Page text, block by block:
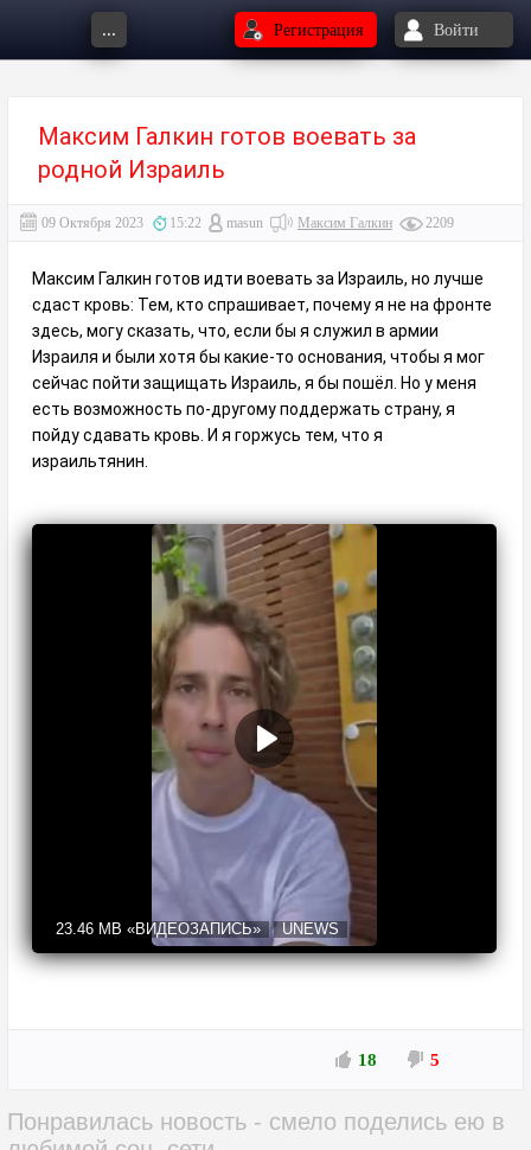
... Регистрация Войти
Максим Галкин готов воевать за
родной Израиль
09 Октября 2023 15:22 masun Максим Галкин 2209
Максим Галкин готов идти воевать за Израиль, но лучше
сдаст кровь: Тем, кто спрашивает, почему я не на фронте
здесь, могу сказать, что, если бы я служил в армии
Израиля и были хотя бы какие-то основания, чтобы я мог
сейчас пойти защищать Израиль, я бы пошёл. Но у меня
есть возможность по-другому поддержать страну, я
пойду сдавать кровь. И я горжусь тем, что я
израильтянин.
23.46 MB «ВИДЕОЗАПИСЬ» UNEWS
18 5
Понравилась новость - смело поделись ею в